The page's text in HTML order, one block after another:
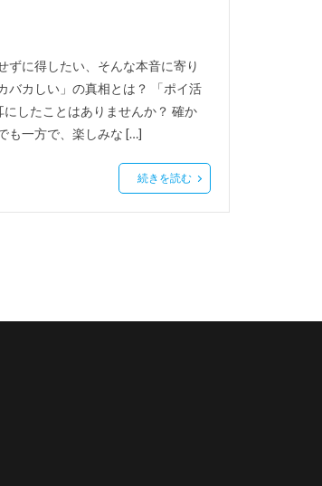
ずに得したい、そんな本音に寄り
バカしい」の真相とは？ 「ポイ活
したことはありませんか？ 確か
も一方で、楽しみな […]
続きを読む